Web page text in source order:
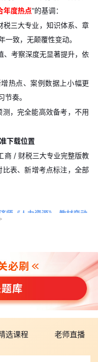
年度热点”的基调：
税三大专业，知识体系、章
致，无颠覆性变动。
、考察深度无显著提升，依
热点、案例数据上小幅更
奏。
，完全能高效备考，不用
下载位置
商 / 财税三大专业完整版教
表、新增考点标注，全部
师《人力资源》-教材变动
师《工商管理》-教材变动
师《财政税收》-教材变动
选课程 老师直播